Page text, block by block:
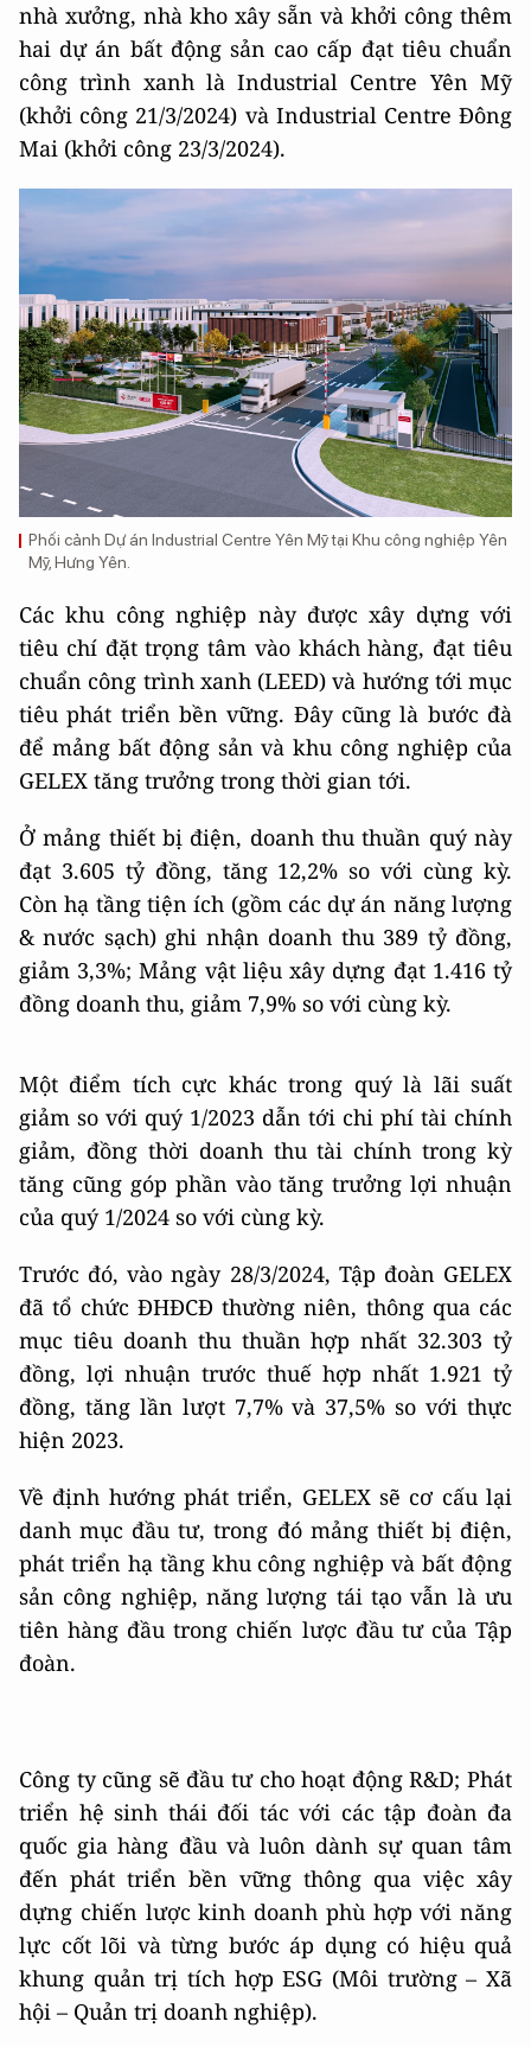
nhà xưởng, nhà kho xây sẵn và khởi công thêm
hai dự án bất động sản cao cấp đạt tiêu chuẩn
công trình xanh là Industrial Centre Yên Mỹ
(khởi công 21/3/2024) và Industrial Centre Đông
Mai (khởi công 23/3/2024).
Phối cảnh Dự án Industrial Centre Yên Mỹ tại Khu công nghiệp Yên
Mỹ, Hưng Yên.
Các khu công nghiệp này được xây dựng với
tiêu chí đặt trọng tâm vào khách hàng, đạt tiêu
chuẩn công trình xanh (LEED) và hướng tới mục
tiêu phát triển bền vững. Đây cũng là bước đà
để mảng bất động sản và khu công nghiệp của
GELEX tăng trưởng trong thời gian tới.
Ở mảng thiết bị điện, doanh thu thuần quý này
đạt 3.605 tỷ đồng, tăng 12,2% so với cùng kỳ.
Còn hạ tầng tiện ích (gồm các dự án năng lượng
& nước sạch) ghi nhận doanh thu 389 tỷ đồng,
giảm 3,3%; Mảng vật liệu xây dựng đạt 1.416 tỷ
đồng doanh thu, giảm 7,9% so với cùng kỳ.
Một điểm tích cực khác trong quý là lãi suất
giảm so với quý 1/2023 dẫn tới chi phí tài chính
giảm, đồng thời doanh thu tài chính trong kỳ
tăng cũng góp phần vào tăng trưởng lợi nhuận
của quý 1/2024 so với cùng kỳ.
Trước đó, vào ngày 28/3/2024, Tập đoàn GELEX
đã tổ chức ĐHĐCĐ thường niên, thông qua các
mục tiêu doanh thu thuần hợp nhất 32.303 tỷ
đồng, lợi nhuận trước thuế hợp nhất 1.921 tỷ
đồng, tăng lần lượt 7,7% và 37,5% so với thực
hiện 2023.
Về định hướng phát triển, GELEX sẽ cơ cấu lại
danh mục đầu tư, trong đó mảng thiết bị điện,
phát triển hạ tầng khu công nghiệp và bất động
sản công nghiệp, năng lượng tái tạo vẫn là ưu
tiên hàng đầu trong chiến lược đầu tư của Tập
đoàn.
Công ty cũng sẽ đầu tư cho hoạt động R&D; Phát
triển hệ sinh thái đối tác với các tập đoàn đa
quốc gia hàng đầu và luôn dành sự quan tâm
đến phát triển bền vững thông qua việc xây
dựng chiến lược kinh doanh phù hợp với năng
lực cốt lõi và từng bước áp dụng có hiệu quả
khung quản trị tích hợp ESG (Môi trường – Xã
hội – Quản trị doanh nghiệp).